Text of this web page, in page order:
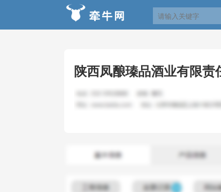
陕西凤酿瑧品酒业有限责